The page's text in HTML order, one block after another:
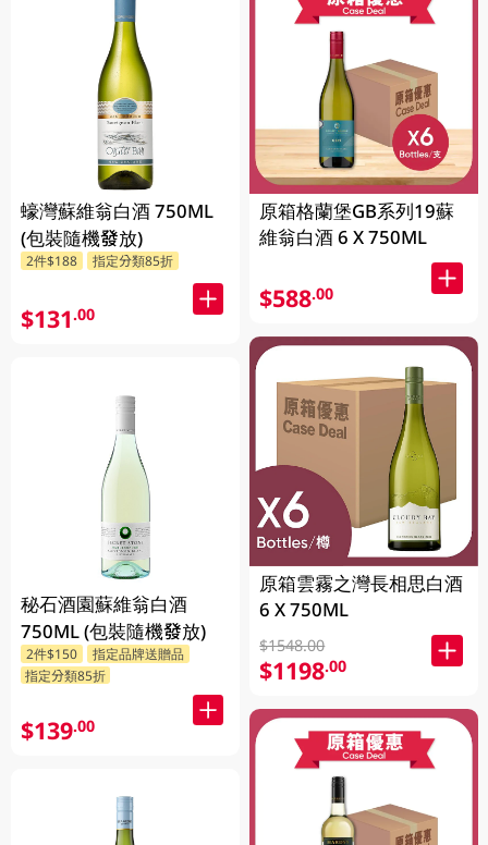
蠔灣蘇維翁白酒 750ML
(包裝隨機發放)
2件$188 指定分類85折
$131.00
秘石酒園蘇維翁白酒
750ML (包裝隨機發放)
2件$150
指定品牌送贈品
指定分類85折
$139.00
原箱格蘭堡GB系列19蘇
維翁白酒 6 X 750ML
$588.00
原箱雲霧之灣長相思白酒
6 X 750ML
$1548.00
$1198.00